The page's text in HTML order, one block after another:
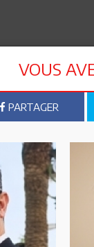
VOUS
PARTAGER